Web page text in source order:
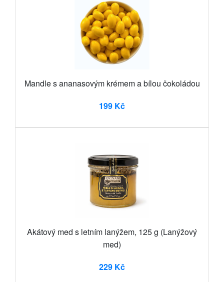
Mandle s ananasovým krémem a bílou čokoládou
199 Kč
Akátový med s letním lanýžem, 125 g (Lanýžový
med)
229 Kč